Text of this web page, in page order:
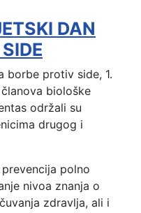
DAN
borbe protiv side, 1.
biološke
održali su
drugog i
polno
nivoa znanja o
zdravlja, ali i